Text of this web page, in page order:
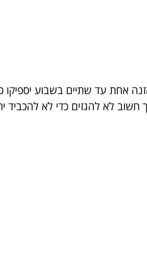
אחת עד שתיים בשבוע
חשוב לא להגזים כדי לא להכביד